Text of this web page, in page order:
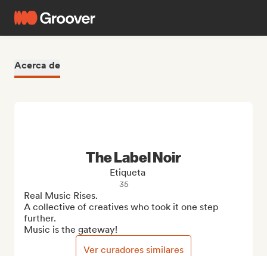
Acerca de
The Label Noir
Etiqueta
35
Real Music Rises.
A collective of creatives who took it one step
further.
Music is the gateway!
Ver curadores similares